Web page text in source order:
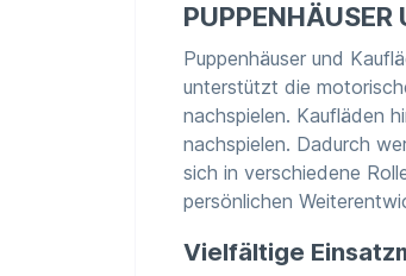
Puppenhäuser und
unterstützt die
nachspielen. Kaufläden
nachspielen. Dadurch
sich in verschiedene
persönlichen
Vielfältige